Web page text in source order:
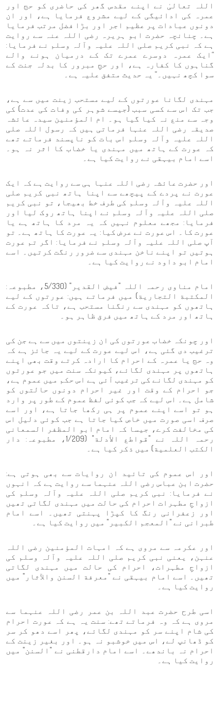
اللہ تعالیٰ نے اپنے مقدس گھر کی حاضری کو حج اور
عمرہ کی ادائیگی کے لیے مشروع فرمایا ہے، اور ان
دونوں عبادات پر عظیم اجر اور بڑا فضل مرتب فرمایا
ہے۔ چنانچہ حضرت ابو ہریرہ رضی اللہ عنہ سے روایت
ہے کہ نبی کریم صلی اللہ علیہ وآلہ وسلم نے فرمایا:
“ایک عمرہ دوسرے عمرے تک کے درمیان ہونے والے
گناہوں کا کفارہ ہے، اور حجِ مبرور کا بدلہ جنت کے
سوا کچھ نہیں۔” یہ حدیث متفق علیہ ہے۔
مہندی لگانا عورتوں کے لیے مستحب زینت میں سے ہے،
جب تک اس سے کسی سبب (جیسے شوہر کی وفات کی عدت) کی
وجہ سے منع نہ کیا گیا ہو۔ ام المؤمنین سیدہ عائشہ
صدیقہ رضی اللہ عنہا فرماتی ہیں کہ رسول اللہ صلی
اللہ علیہ وآلہ وسلم اس بات کو ناپسند فرماتے تھے
کہ عورت کے ہاتھ میں مہندی یا خضاب کا اثر نہ ہو۔
اسے امام بیہقی نے روایت کیا ہے۔
اور حضرت عائشہ رضی اللہ عنہا ہی سے روایت ہے کہ ایک
عورت نے پردے کے پیچھے سے اپنا ہاتھ نبی کریم صلی
اللہ علیہ وآلہ وسلم کی طرف خط بھیجا، تو نبی کریم
صلی اللہ علیہ وآلہ وسلم نے اپنا ہاتھ روک لیا اور
فرمایا: مجھے معلوم نہیں کہ یہ مرد کا ہاتھ ہے یا
عورت کا۔ اس عورت نے عرض کیا: یہ عورت کا ہاتھ ہے۔ تو
آپ صلی اللہ علیہ وآلہ وسلم نے فرمایا: اگر تم عورت
ہوتیں تو اپنے ناخن مہندی سے ضرور رنگت کرتیں۔ اسے
امام ابو داود نے روایت کیا ہے۔
امام مناوی رحمہ اللہ "فیض القدیر" (5/330، مطبوعہ:
المكتبة التجارية) میں فرماتے ہیں: عورتوں کے لیے
ہاتھوں کو مہندی سے رنگنا مستحب ہے، تاکہ عورت کے
ہاتھ اور مرد کے ہاتھ میں فرق ظاہر ہو۔
اور چونکہ خضاب عورتوں کی ان زینتوں میں سے ہے جن کی
ترغیب دی گئی ہے، اس لیے عورت کے لیے یہ جائز ہے کہ
وہ حج یا عمرہ کے احرام کا ارادہ کرتے وقت بھی اپنے
ہاتھوں پر مہندی لگائے، کیونکہ سنت میں جو عورتوں
کو مہندی لگانے کی ترغیب آئی ہے اس حکم میں عموم ہے،
جو احرام کے وقت اور غیر احرام دونوں حالتوں کو
شامل ہے۔ اس لیے کہ جب کوئی لفظ عموم کے طور پر وارد
ہو تو اسے اپنے عموم پر ہی رکھا جاتا ہے، اور اسے
صرف اسی صورت میں خاص کیا جاتا ہے جب کوئی دلیل اس
کی مخالفت کرے، جیسا کہ امام ابو المظفر السمعانی
رحمہ اللہ نے "قواطع الأدلة" (1/209، مطبوعہ: دار
الكتب العلمية) میں ذکر کیا ہے۔
اور اس عموم کی تائید ان روایات سے بھی ہوتی ہے:
حضرت ابن عباس رضی اللہ عنہما سے روایت ہے کہ انہوں
نے فرمایا: نبی کریم صلی اللہ علیہ وآلہ وسلم کی
ازواجِ مطہرات احرام کی حالت میں مہندی لگاتی تھیں
اور زعفرانی رنگ کا کپڑا پہنتی تھیں۔ اسے امام
طبرانی نے "المعجم الكبير" میں روایت کیا ہے۔
اور عکرمہ سے مروی ہے کہ امہات المؤمنین رضی اللہ
عنہن، یعنی نبی کریم صلی اللہ علیہ وآلہ وسلم کی
ازواجِ مطہرات، احرام کی حالت میں مہندی لگاتی
تھیں۔ اسے امام بیہقی نے "معرفة السنن والآثار" میں
روایت کیا ہے۔
اسی طرح حضرت عبد اللہ بن عمر رضی اللہ عنہما سے
مروی ہے کہ وہ فرماتے تھے: سنت یہ ہے کہ عورت احرام
کی شام اپنے سر کو مہندی لگائے، پھر اسے دھو کر سر
کو ڈھانپ لے، اس میں خوشبو نہ ہو۔ اور بغیر زینت کے
احرام نہ باندھے۔ اسے امام دارقطنی نے "السنن" میں
روایت کیا ہے۔